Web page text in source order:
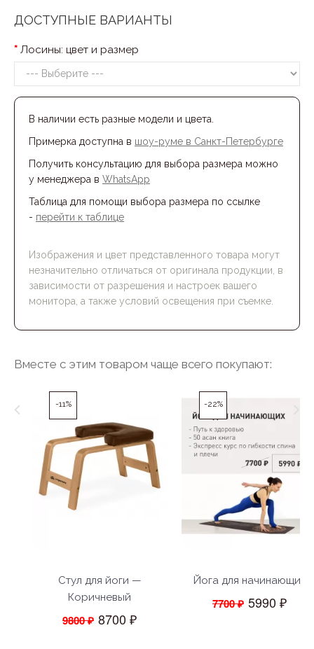
ДОСТУПНЫЕ ВАРИАНТЫ
Лосины: цвет и размер
В наличии есть разные модели и цвета.
Примерка доступна в шоу-румe в Санкт-Петербурге
Получить консультацию для выбора размера можно
у менеджера в WhatsApp
Таблица для помощи выбора размера по ссылке
- перейти к таблице
Изображения и цвет представленного товара могут
незначительно отличаться от оригинала продукции, в
зависимости от разрешения и настроек вашего
монитора, а также условий освещения при съемке.
Вместе с этим товаром чаще всего покупают:
-11%
Стул для йоги —
Коричневый
9800 ₽ 8700 ₽
-22%
Йога для начинающих
7700 ₽ 5990 ₽